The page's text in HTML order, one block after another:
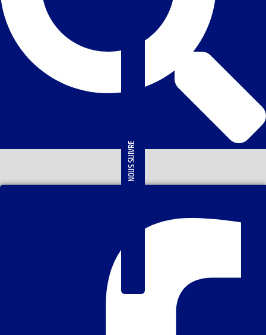
NOUS SUIVRE